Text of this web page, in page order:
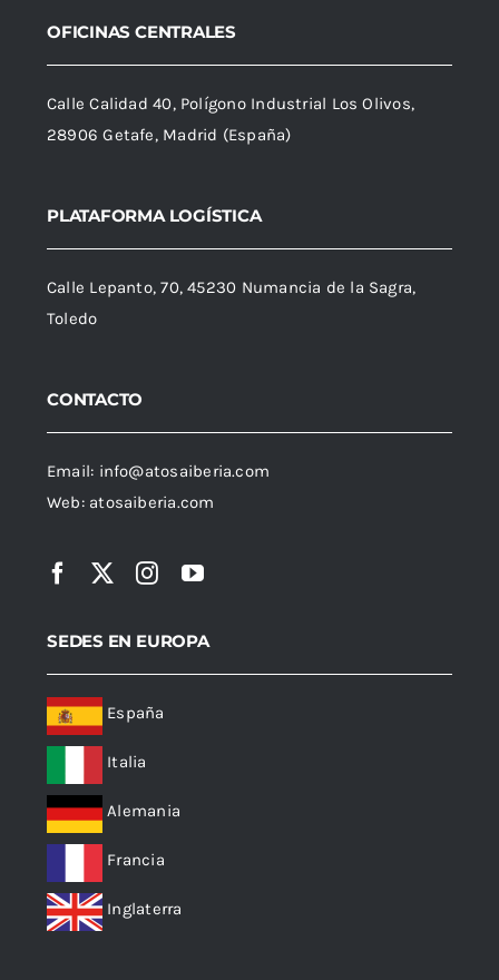
OFICINAS CENTRALES
Calle Calidad 40, Polígono Industrial Los Olivos,
28906 Getafe, Madrid (España)
PLATAFORMA LOGÍSTICA
Calle Lepanto, 70, 45230 Numancia de la Sagra,
Toledo
CONTACTO
Email: info@atosaiberia.com
Web: atosaiberia.com
SEDES EN EUROPA
España
Italia
Alemania
Francia
Inglaterra